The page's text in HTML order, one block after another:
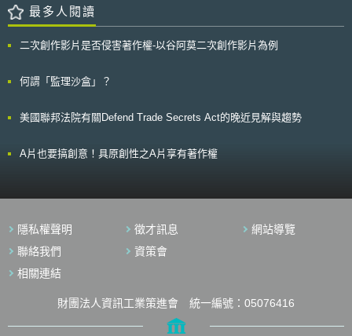
類的介入。舉例而言，資料蒐集可以透過感測器或系統進行。該建議的目的
在於，人類介入資料生命週期，僅會引起輸入錯誤或是操作錯誤等風險。
(一)資料是企業的重要資產，因此應重視其管理方式。管理方式涵蓋帳號密
用USB等方式。 (二)資料治理的重點在於對人政策。除了向員工強調不要開
的資料利用契約中敘明。此外，由於資料具備易於複製及傳輸的特性，因此
料無法被竄改的數位技術。 (四)資料銷毀如果僅是單純的刪除資料，有透過
數位技術找回資料的可能性。因此，除可評估委由專門進行資料銷毀服務的
範》，以建立自身資料處理流程，進而強化資料管理能力。 本文為資策會
科法所創智中心完成之著作，非經同意或授權，不得為轉載、公開播送、公
（https://www.tips.org.tw）
最多人閱讀
二次創作影片是否侵害著作權-以谷阿莫二次創作影片為例
何謂「監理沙盒」？
美國聯邦法院有關Defend Trade Secrets Act的晚近見解與趨勢
A片也要搞創意！具原創性之A片享有著作權
隱私權聲明 徵才訊息
網站導覽
聯絡我們
資策會
相關連結
財團法人資訊工業策進會 統一編號：05076416